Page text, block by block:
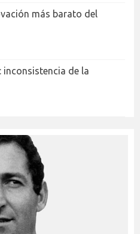
más barato del
inconsistencia de la